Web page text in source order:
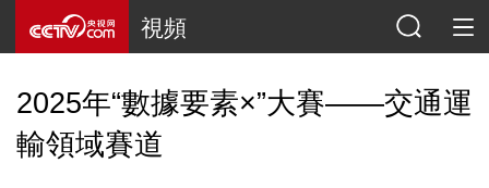
視頻
2025年“數據要素×”大賽——交通運
輸領域賽道